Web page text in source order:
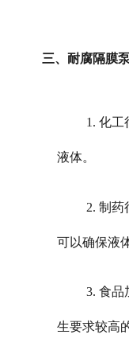
三、耐腐隔膜
1. 化工
液体。
2. 制药
可以确保液
3. 食品
生要求较高